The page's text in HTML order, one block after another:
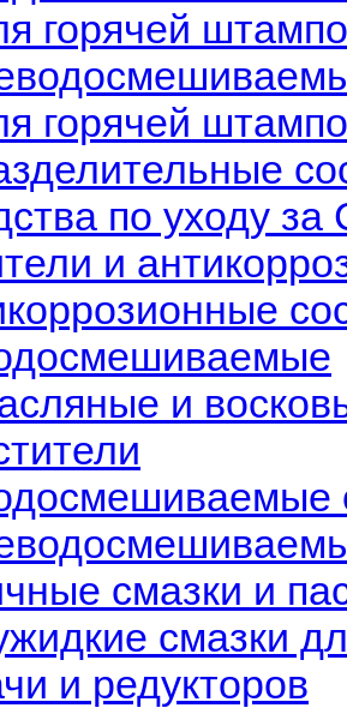
горячей
горячей
по уходу
и
и
смазки и
смазки
и редукторов